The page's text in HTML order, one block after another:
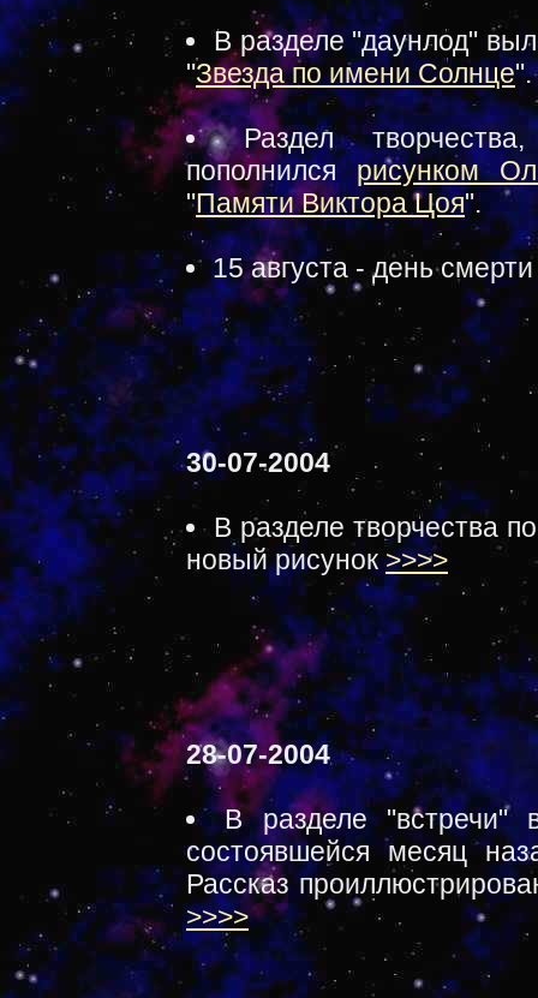
В разделе "даунлод"
"Звезда по имени Солнце
Раздел
пополнился рисунком
"Памяти Виктора Цоя".
15 августа - день
30-07-2004
В разделе творчества
новый рисунок>>>>
28-07-2004
В разделе "встречи"
состоявшейся месяц
Рассказ
>>>>